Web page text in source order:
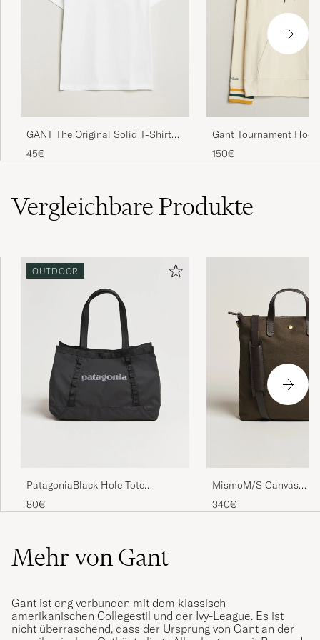
GANT The Original Solid T-Shirt
White
45€
Gant Tournament
150€
VergleichbareProdukte
OUTDOOR
PatagoniaBlack Hole Tote
25LBlack
80€
MismoM/S Canvas
ShopperArmy/Dark
340€
Mehr von Gant
Gant ist eng verbunden mit dem klassisch
amerikanischen Collegestil und der Ivy-League. Es ist
nicht überraschend, dass der Ursprung von Gant an der